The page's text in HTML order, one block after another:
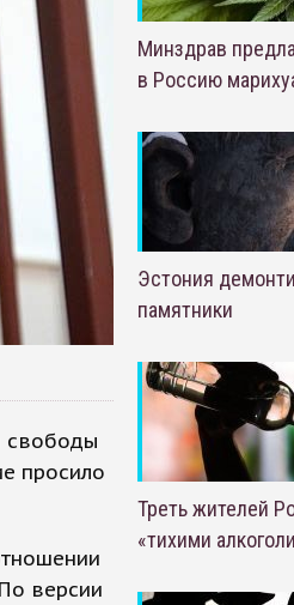
свободы
просило
версии
Минздрав
в Россию
Эстония
памятники
Треть жителей
«тихими